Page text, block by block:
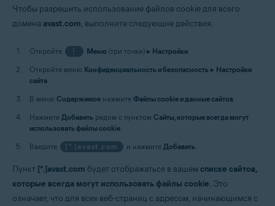
Чтобы разрешить использование файлов cookie для всего
домена avast.com, выполните следующие действия.
Откройте ⋮ Меню(три точки) ▸ Настройки.
Откройте меню Конфиденциальность и безопасность ▸ Настройки
сайта.
В меню Содержимое нажмите Файлы cookie и данные сайтов.
Нажмите Добавить рядом с пунктом Сайты, которые всегда могут
использовать файлы cookie.
Введите
[*.]avast.com и нажмите Добавить.
Пункт [*.]avast.com будет отображаться в вашем списке сайтов,
которые всегда могут использовать файлы cookie. Это
означает, что для всех веб-страниц с адресом, начинающимся с